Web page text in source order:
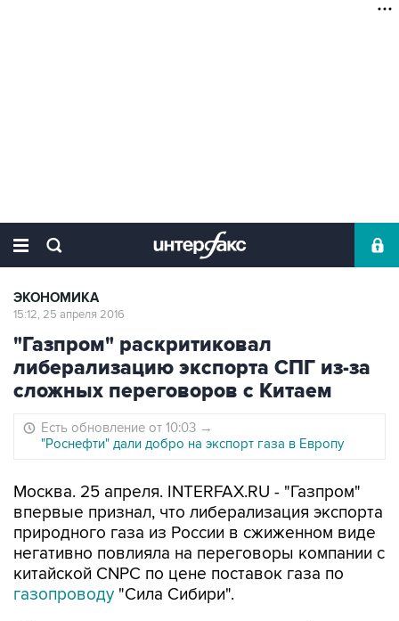
ЭКОНОМИКА
15:12, 25 апреля 2016
"Газпром" раскритиковал
либерализацию экспорта СПГ из-за
сложных переговоров с Китаем
Есть обновление от 10:03 →
"Роснефти" дали добро на экспорт газа в Европу
Москва. 25 апреля. INTERFAX.RU - "Газпром"
впервые признал, что либерализация экспорта
природного газа из России в сжиженном виде
негативно повлияла на переговоры компании с
китайской CNPC по цене поставок газа по
газопроводу "Сила Сибири".